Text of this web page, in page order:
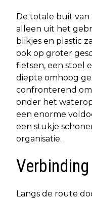
De totale buit van
alleen uit het
blikjes en plastic
ook op groter
fietsen, een stoel
diepte omhoog
confronterend om
onder het
een enorme
een stukje
organisatie.
Langs de route